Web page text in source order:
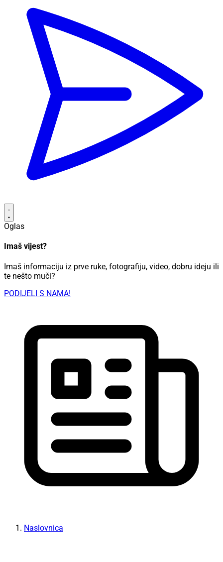
Oglas
Imaš vijest?
Imaš informaciju iz prve ruke, fotografiju, video, dobru ideju ili
te nešto muči?
PODIJELI S NAMA!
Naslovnica